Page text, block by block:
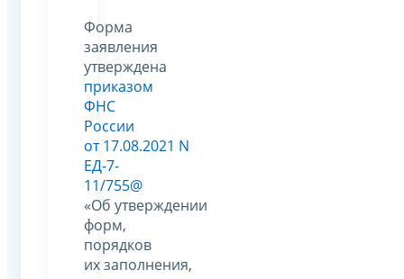
Форма
заявления
утверждена
приказом
ФНС
России
от 17.08.2021 N
ЕД-7-
11/755@
«Об утверждении
форм,
порядков
их заполнения,